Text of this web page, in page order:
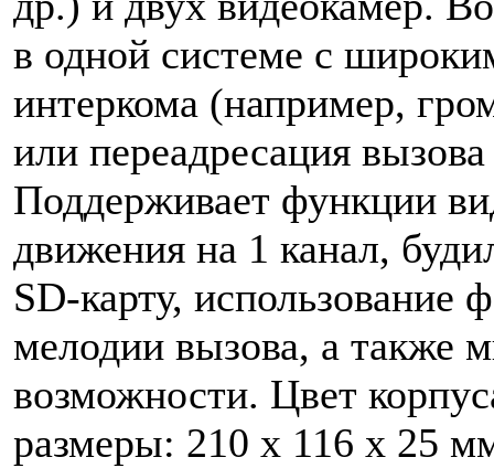
в одной системе с
интеркома (например,
или переадресация
Поддерживает функции
движения на 1 канал,
SD-карту, использование
мелодии вызова, а также
возможности. Цвет
размеры: 210 x 116 x 25